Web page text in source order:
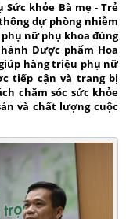
Sức khỏe Bà mẹ - Trẻ
dự phòng nhiễm
nữ phụ khoa đúng
Dược phẩm Hoa
hàng triệu phụ nữ
tiếp cận và trang bị
chăm sóc sức khỏe
và chất lượng cuộc